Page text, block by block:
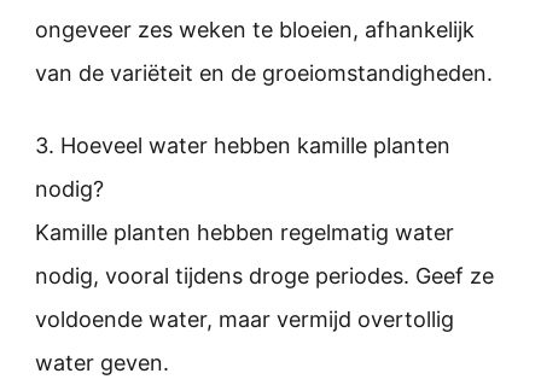
ongeveer zes weken te bloeien, afhankelijk
van de variëteit en de groeiomstandigheden.
3. Hoeveel water hebben kamille planten
nodig?
Kamille planten hebben regelmatig water
nodig, vooral tijdens droge periodes. Geef ze
voldoende water, maar vermijd overtollig
water geven.